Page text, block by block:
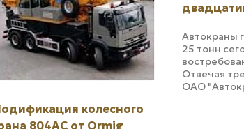
колесного
804AC от Ormig
Автокраны
25 тонн
Отвечая
ОАО